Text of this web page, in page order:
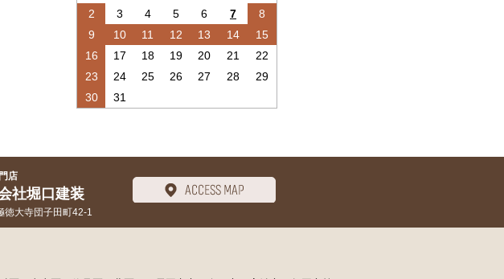
2
3 4 5 6 7
8
9
10 11 12 13 14
15
16
17 18 19 20 21
22
23
24 25 26 27 28
29
30
31
店
社堀口建装
徳大寺団子田町42-1